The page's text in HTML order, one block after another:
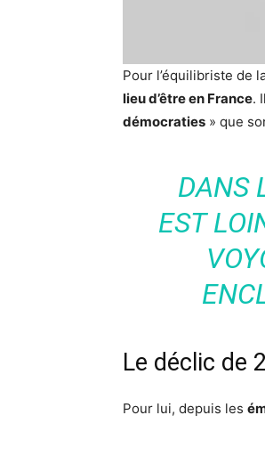
Pour l’équilibriste de
lieu d’être en France.
démocraties » que
DANS
EST
Le déclic de
Pour lui, depuis les